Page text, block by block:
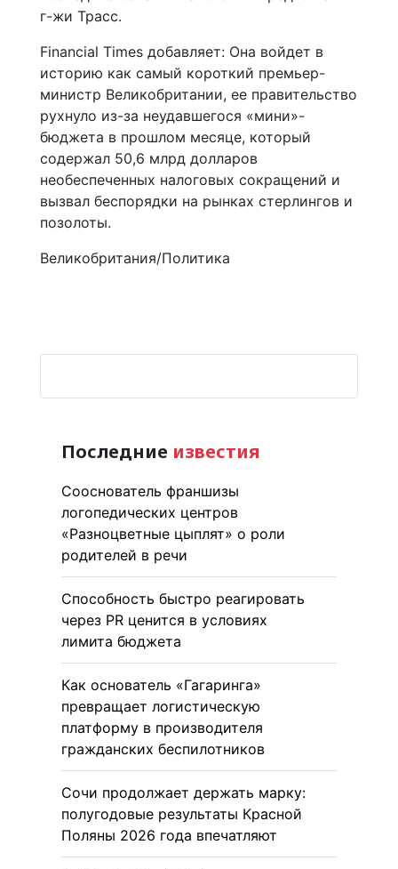
г-жи Трасс.
Financial Times добавляет: Она войдет в
историю как самый короткий премьер-
министр Великобритании, ее правительство
рухнуло из-за неудавшегося «мини»-
бюджета в прошлом месяце, который
содержал 50,6 млрд долларов
необеспеченных налоговых сокращений и
вызвал беспорядки на рынках стерлингов и
позолоты.
Великобритания/Политика
Последние известия
Сооснователь франшизы
логопедических центров
«Разноцветные цыплят» о роли
родителей в речи
Способность быстро реагировать
через PR ценится в условиях
лимита бюджета
Как основатель «Гагаринга»
превращает логистическую
платформу в производителя
гражданских беспилотников
Сочи продолжает держать марку:
полугодовые результаты Красной
Поляны 2026 года впечатляют